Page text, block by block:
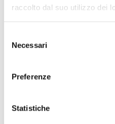
raccolto dal suo utilizzo dei
delNecessari
Preferenze
Statistiche
Lespese ammissibili
consiglia pertanto di
Servizio competitività